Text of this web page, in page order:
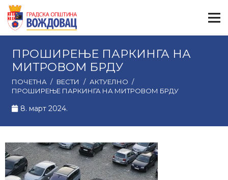
ПРОШИРЕЊЕ ПАРКИНГА НА
МИТРОВОМ БРДУ
ПОЧЕТНА / ВЕСТИ / АКТУЕЛНО /
ПРОШИРЕЊЕ ПАРКИНГА НА МИТРОВОМ БРДУ
8. март 2024.